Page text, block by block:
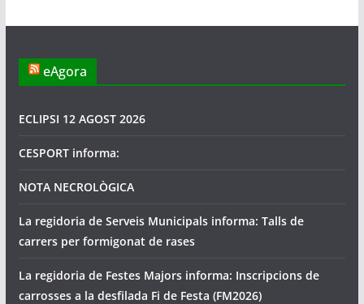
eAgora
ECLIPSI 12 AGOST 2026
CESPORT informa:
NOTA NECROLÒGICA
La regidoria de Serveis Municipals informa: Talls de
carrers per formigonat de rases
La regidoria de Festes Majors informa: Inscripcions de
carrosses a la desfilada Fi de Festa (FM2026)